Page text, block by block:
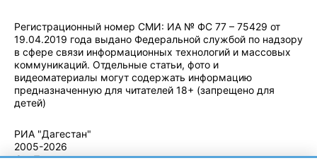
Регистрационный номер СМИ: ИА № ФС 77 – 75429 от
19.04.2019 года выдано Федеральной службой по надзору
в сфере связи информационных технологий и массовых
коммуникаций. Отдельные статьи, фото и
видеоматериалы могут содержать информацию
предназначенную для читателей 18+ (запрещено для
детей)
РИА "Дагестан"
2005-2026
© - Правила